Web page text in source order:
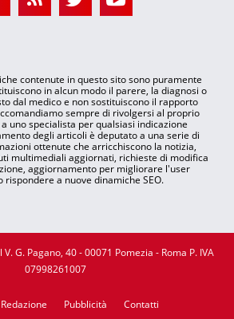
contenute in questo sito sono puramente
in alcun modo il parere, la diagnosi o
dal medico e non sostituiscono il rapporto
sempre di rivolgersi al proprio
uno specialista per qualsiasi indicazione
degli articoli è deputato a una serie di
ottenute che arricchiscono la notizia,
multimediali aggiornati, richieste di modifica
aggiornamento per migliorare l'user
rispondere a nuove dinamiche SEO.
G. Pagano, 40 - 00071 Pomezia - Roma P. IVA
07998261007
Redazione Pubblicità Contatti